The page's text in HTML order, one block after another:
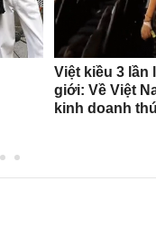
Việt kiều 3 lần
giới: Về Việt
kinh doanh